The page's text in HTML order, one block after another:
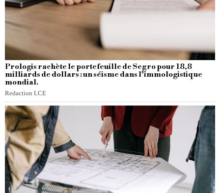
Prologis rachète le portefeuille de Segro pour 18,8
milliards de dollars : un séisme dans l’immologistique
mondial.
Redaction LCE